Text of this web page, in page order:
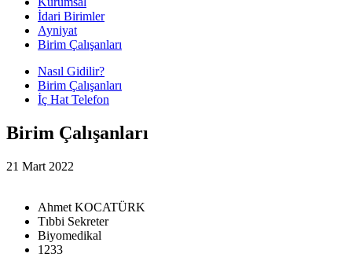
İdari Birimler
Ayniyat
Birim Çalışanları
Nasıl Gidilir?
Birim Çalışanları
İç Hat Telefon
Birim Çalışanları
21 Mart 2022
Ahmet KOCATÜRK
Tıbbi Sekreter
Biyomedikal
1233